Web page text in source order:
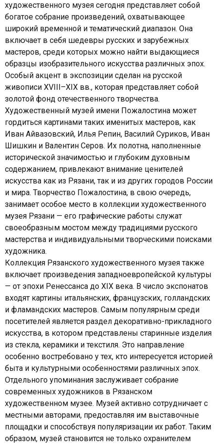
художественного музея сегодня представляет собой
богатое собрание произведений, охватывающее
широкий временной и тематический диапазон. Она
включает в себя шедевры русских и зарубежных
мастеров, среди которых можно найти выдающиеся
образцы изобразительного искусства различных эпох.
Особый акцент в экспозиции сделан на русской
живописи XVIII–XIX вв., которая представляет собой
золотой фонд отечественного творчества.
Художественный музей имени Пожалостина может
гордиться картинами таких именитых мастеров, как
Иван Айвазовский, Илья Репин, Василий Суриков, Иван
Шишкин и Валентин Серов. Их полотна, наполненные
исторической значимостью и глубоким духовным
содержанием, привлекают внимание ценителей
искусства как из Рязани, так и из других городов России
и мира. Творчество Пожалостина, в свою очередь,
занимает особое место в коллекции художественного
музея Рязани — его графические работы служат
своеобразным мостом между традициями русского
мастерства и индивидуальными творческими поисками
художника.
Коллекция Рязанского художественного музея также
включает произведения западноевропейской культуры
— от эпохи Ренессанса до XIX века. В число экспонатов
входят картины итальянских, французских, голландских
и фламандских мастеров. Самым популярным среди
посетителей является раздел декоративно-прикладного
искусства, в котором представлены старинные изделия
из стекла, керамики и текстиля. Это направление
особенно востребовано у тех, кто интересуется историей
быта и культурными особенностями различных эпох.
Отдельного упоминания заслуживает собрание
современных художников в Рязанском
художественном музее. Музей активно сотрудничает с
местными авторами, предоставляя им выставочные
площадки и способствуя популяризации их работ. Таким
образом, музей становится не только охранителем